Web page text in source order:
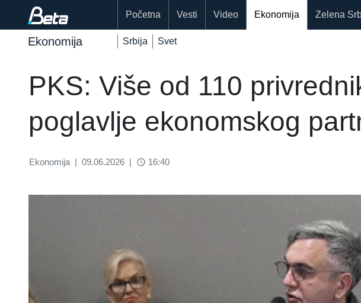
Početna Vesti Video Ekonomija Zelena
Ekonomija Srbija Svet
PKS: Više od 110
poglavlje ekonomskog
Ekonomija | 09.06.2026 | access_time 16:40